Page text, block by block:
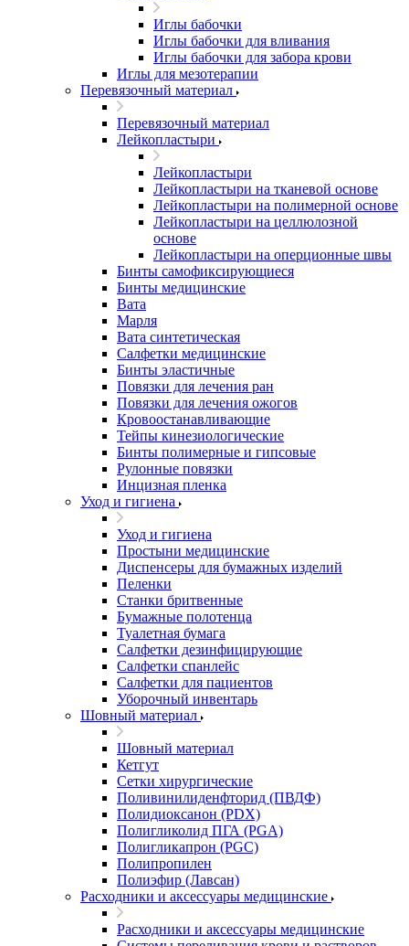
Иглы бабочки
Иглы бабочки для вливания
Иглы бабочки для забора крови
Иглы для мезотерапии
Перевязочный материал
Перевязочный материал
Лейкопластыри
Лейкопластыри
Лейкопластыри на тканевой основе
Лейкопластыри на полимерной основе
Лейкопластыри на целлюлозной
основе
Лейкопластыри на оперционные швы
Бинты самофиксирующиеся
Бинты медицинские
Вата
Марля
Вата синтетическая
Салфетки медицинские
Бинты эластичные
Повязки для лечения ран
Повязки для лечения ожогов
Кровоостанавливающие
Тейпы кинезиологические
Бинты полимерные и гипсовые
Рулонные повязки
Инцизная пленка
Уход и гигиена
Уход и гигиена
Простыни медицинские
Диспенсеры для бумажных изделий
Пеленки
Станки бритвенные
Бумажные полотенца
Туалетная бумага
Салфетки дезинфицирующие
Салфетки спанлейс
Салфетки для пациентов
Уборочный инвентарь
Шовный материал
Шовный материал
Кетгут
Сетки хирургические
Поливинилиденфторид (ПВДФ)
Полидиоксанон (PDX)
Полигликолид ПГА (PGA)
Полигликапрон (PGC)
Полипропилен
Полиэфир (Лавсан)
Расходники и аксессуары медицинские
Расходники и аксессуары медицинские